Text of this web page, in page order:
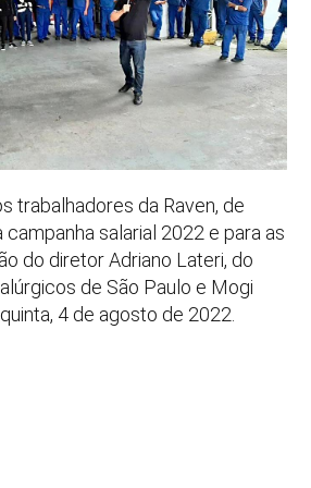
trabalhadores da Raven, de
salarial 2022 e para as
do diretor Adriano Lateri, do
de São Paulo e Mogi
4 de agosto de 2022.